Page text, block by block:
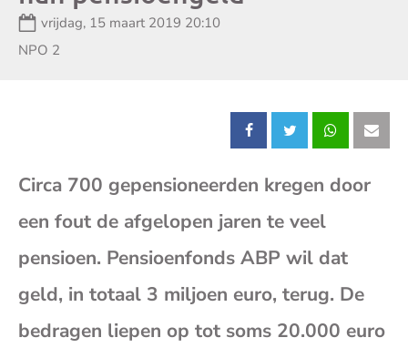
Datum:
vrijdag, 15 maart 2019 20:10
Zender:
NPO 2
Deel
dit
bericht
op
Facebook
Deel
dit
bericht
op
X
Deel
dit
op
E-
Circa 700 gepensioneerden kregen door
een fout de afgelopen jaren te veel
pensioen. Pensioenfonds ABP wil dat
geld, in totaal 3 miljoen euro, terug. De
bedragen liepen op tot soms 20.000 euro